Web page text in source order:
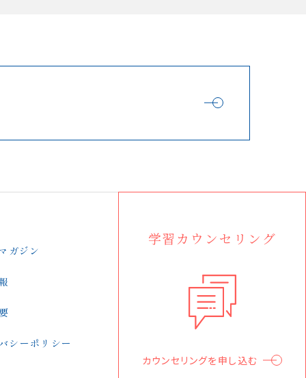
ガジン
シーポリシー
学習カウンセリング
カウンセリングを申し込む